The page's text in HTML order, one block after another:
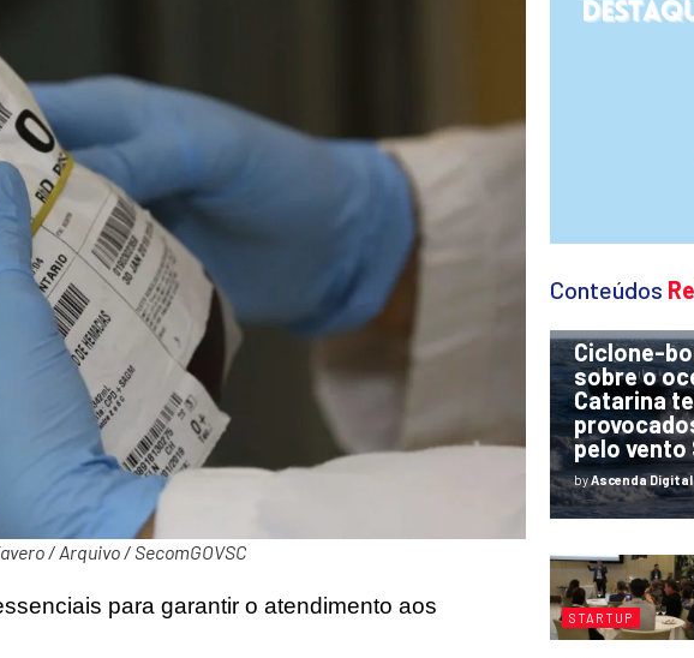
/ Arquivo / SecomGOVSC
para garantir o atendimento aos
Conteúdos
Ciclone-
sobre o
Catarina
pelo vento
byAscenda Digital
STARTUP